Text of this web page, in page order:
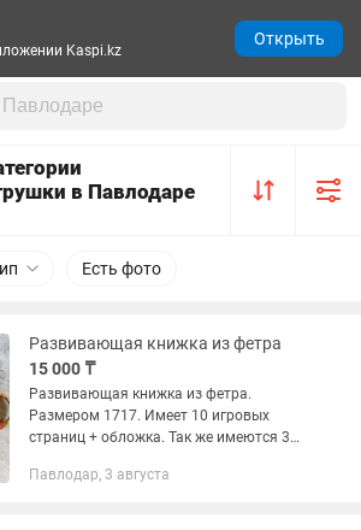
в Павлодаре
Есть фото
Развивающая книжка из фетра
15 000 ₸
Развивающая книжка из фетра.
Размером 1717. Имеет 10 игровых
страниц + обложка. Так же имеются 3
Павлодар, 3 августа
Kaspi.kz
Открыть